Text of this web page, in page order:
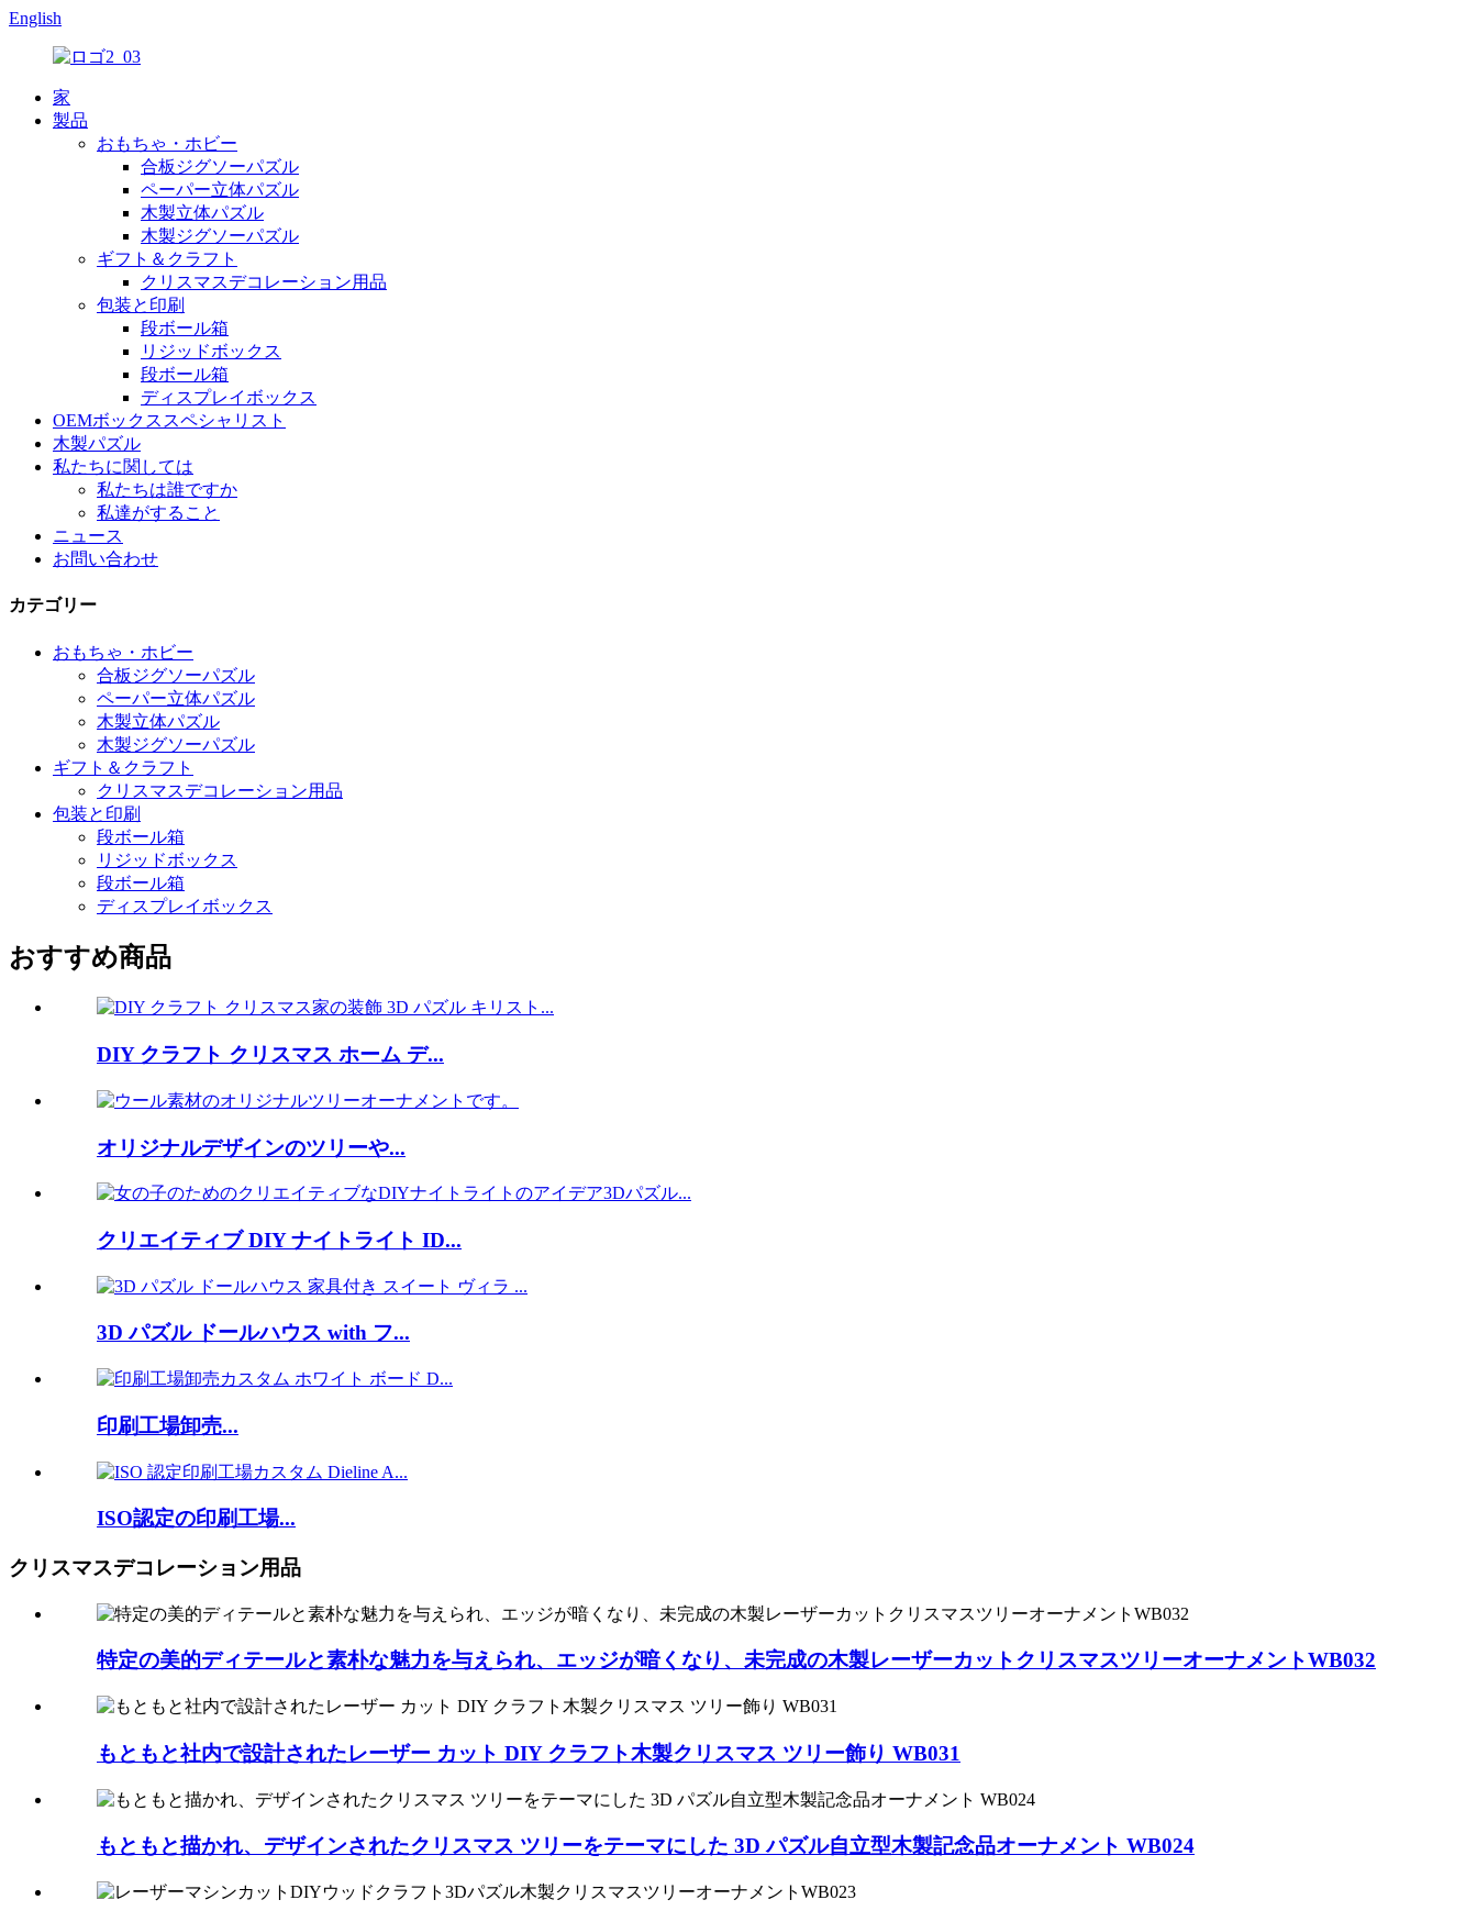
English
家
製品
おもちゃ・ホビー
合板ジグソーパズル
ペーパー立体パズル
木製立体パズル
木製ジグソーパズル
ギフト＆クラフト
クリスマスデコレーション用品
包装と印刷
段ボール箱
リジッドボックス
段ボール箱
ディスプレイボックス
OEMボックススペシャリスト
木製パズル
私たちに関しては
私たちは誰ですか
私達がすること
ニュース
お問い合わせ
カテゴリー
おもちゃ・ホビー
合板ジグソーパズル
ペーパー立体パズル
木製立体パズル
木製ジグソーパズル
ギフト＆クラフト
クリスマスデコレーション用品
包装と印刷
段ボール箱
リジッドボックス
段ボール箱
ディスプレイボックス
おすすめ商品
DIY クラフト クリスマス ホーム デ...
オリジナルデザインのツリーや...
クリエイティブ DIY ナイトライト ID...
3D パズル ドールハウス with フ...
印刷工場卸売...
ISO認定の印刷工場...
クリスマスデコレーション用品
特定の美的ディテールと素朴な魅力を与えられ、エッジが暗くなり、未完成の木製レーザーカットクリスマスツリーオーナメントWB032
もともと社内で設計されたレーザー カット DIY クラフト木製クリスマス ツリー飾り WB031
もともと描かれ、デザインされたクリスマス ツリーをテーマにした 3D パズル自立型木製記念品オーナメント WB024